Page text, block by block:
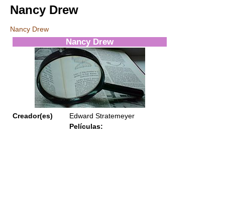
Nancy Drew
Nancy Drew
Nancy Drew
Creador(es) Edward Stratemeyer
Películas: